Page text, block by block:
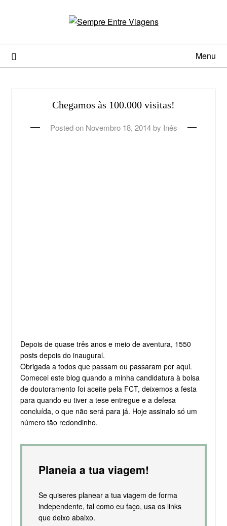
Menu
Chegamos às 100.000 visitas!
Posted on Novembro 18, 2014by Inês
Depois de quase três anos e meio de aventura, 1550
posts depois do inaugural.
Obrigada a todos que passam ou passaram por aqui.
Comecei este blog quando a minha candidatura à bolsa
de doutoramento foi aceite pela FCT, deixemos a festa
para quando eu tiver a tese entregue e a defesa
concluída, o que não será para já. Hoje assinalo só um
número tão redondinho.
Planeia a tua viagem!
Se quiseres planear a tua viagem de forma
independente, tal como eu faço, usa os links
que deixo abaixo.